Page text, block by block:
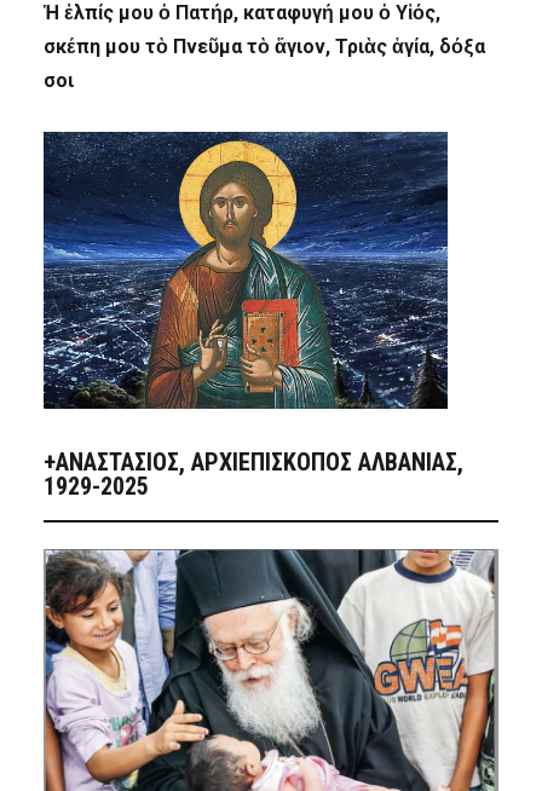
Ἡ ἐλπίς μου ὁ Πατήρ, καταφυγή μου ὁ Υἱός,
σκέπη μου τὸ Πνεῦμα τὸ ἅγιον, Τριὰς ἁγία, δόξα
σοι
+ΑΝΑΣΤΆΣΙΟΣ, ΑΡΧΙΕΠΊΣΚΟΠΟΣ ΑΛΒΑΝΊΑΣ,
1929-2025